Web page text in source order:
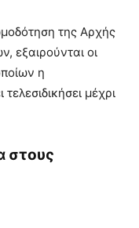
της Αρχής
εξαιρούνται οι
η
μέχρι
στους